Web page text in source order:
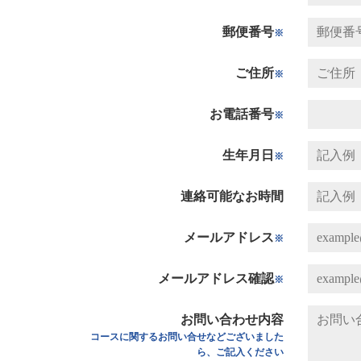
郵便番号※
ご住所※
お電話番号※
生年月日 ※
連絡可能なお時間
メールアドレス※
メールアドレス確認※
お問い合わせ内容
コースに関するお問い合せなどございました
ら、ご記入ください